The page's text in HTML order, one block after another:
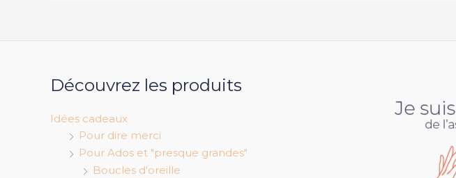
Découvrez les produits
Idées cadeaux
Pour dire merci
Pour Ados et "presque grandes"
Boucles d'oreille